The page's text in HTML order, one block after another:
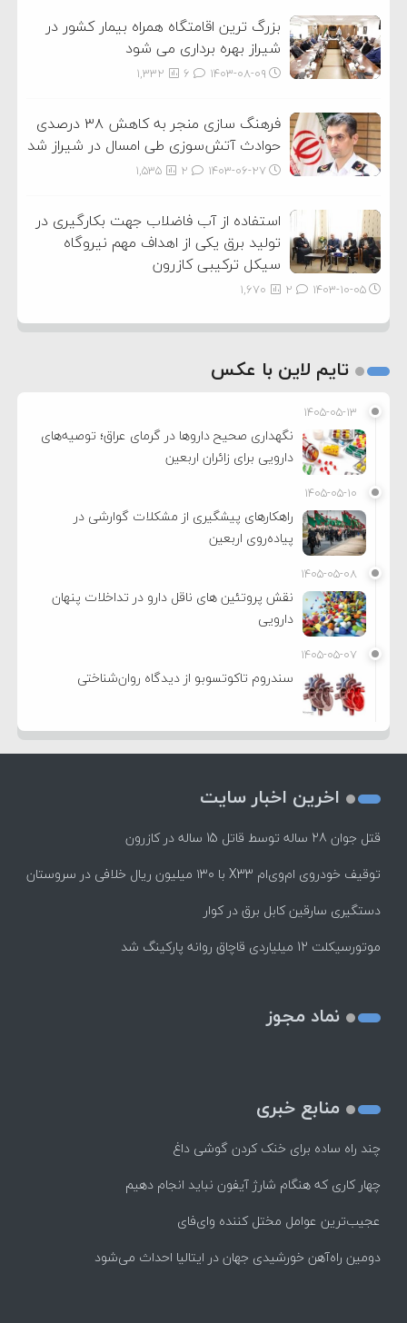
بزرگ ترین اقامتگاه همراه بیمار کشور در
شیراز بهره برداری می شود
۱۴۰۳-۰۸-۰۹ 1,332
فرهنگ سازی منجر به کاهش ۳۸ درصدی
حوادث آتش‌سوزی طی امسال در شیراز شد
۱۴۰۳-۰۶-۲۷ 1,535
استفاده از آب فاضلاب جهت بکارگیری در
تولید برق یکی از اهداف مهم نیروگاه
سیکل ترکیبی کازرون
۱۴۰۳-۱۰-۰۵ 1,670
تایم لاین با عکس
۱۴۰۵-۰۵-۱۳
نگهداری صحیح داروها در گرمای عراق؛ توصیه‌های
دارویی برای زائران اربعین
۱۴۰۵-۰۵-۱۰
راهکارهای پیشگیری از مشکلات گوارشی در
پیاده‌روی اربعین
۱۴۰۵-۰۵-۰۸
نقش پروتئین های ناقل دارو در تداخلات پنهان
دارویی
۱۴۰۵-۰۵-۰۷
سندروم تاکوتسوبو از دیدگاه روان‌شناختی
اخرین اخبار سایت
قتل جوان 28 ساله توسط قاتل 15 ساله در کازرون
توقیف خودروی ام‌وی‌ام X33 با ۱۳۰ میلیون ریال خلافی در سروستان
دستگیری سارقین کابل برق در کوار
موتورسيكلت 12 ميلياردی قاچاق روانه پاركينگ شد
نماد مجوز
منابع خبری
چند راه‌ ساده برای خنک کردن گوشی داغ
چهار کاری که هنگام شارژ آیفون نباید انجام دهیم
عجیب‌ترین عوامل مختل کننده وای‌فای
دومین راه‌آهن خورشیدی جهان در ایتالیا احداث می‌شود